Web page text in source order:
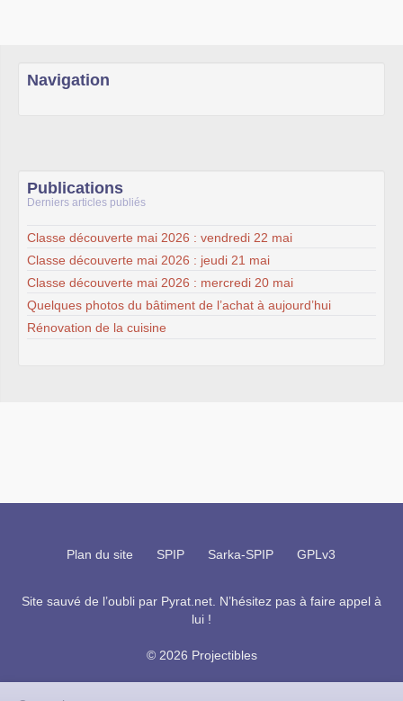
Navigation
Publications
Derniers articles publiés
Classe découverte mai 2026 : vendredi 22 mai
Classe découverte mai 2026 : jeudi 21 mai
Classe découverte mai 2026 : mercredi 20 mai
Quelques photos du bâtiment de l’achat à aujourd’hui
Rénovation de la cuisine
Plan du site SPIP Sarka-SPIP GPLv3
Site sauvé de l’oubli par Pyrat.net . N’hésitez pas à faire appel à
lui !
© 2026 Projectibles